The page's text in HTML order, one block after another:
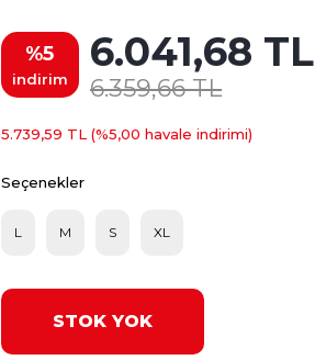
%5
indirim
6.041,68 TL
6.359,66 TL
5.739,59 TL (%5,00 havale indirimi)
Seçenekler
L M S XL
STOK YOK